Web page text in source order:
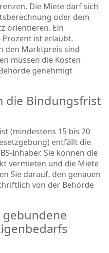
Die Miete darf sich
oder dem
orientieren. Ein
ist erlaubt.
den Marktpreis sind
müssen die Kosten
genehmigt
die Bindungsfrist
(mindestens 15 bis 20
entfällt die
Inhaber. Sie können die
vermieten und die Miete
Sie darauf, den genauen
von der Behörde
gebundene